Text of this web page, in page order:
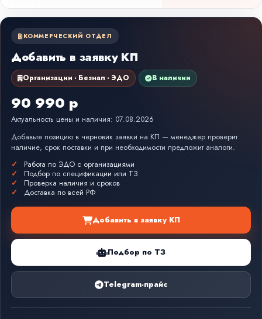
КОММЕРЧЕСКИЙ ОТДЕЛ
Добавить в заявку КП
Организации · Безнал · ЭДО В наличии
90 990 р
Актуальность цены и наличия: 07.08.2026
Добавьте позицию в черновик заявки на КП — менеджер проверит
наличие, срок поставки и при необходимости предложит аналоги.
Работа по ЭДО с организациями
Подбор по спецификации или ТЗ
Проверка наличия и сроков
Доставка по всей РФ
Добавить в заявку КП
Подбор по ТЗ
Telegram-прайс